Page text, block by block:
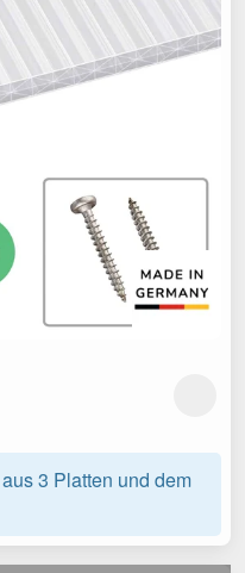
3 Platten und dem